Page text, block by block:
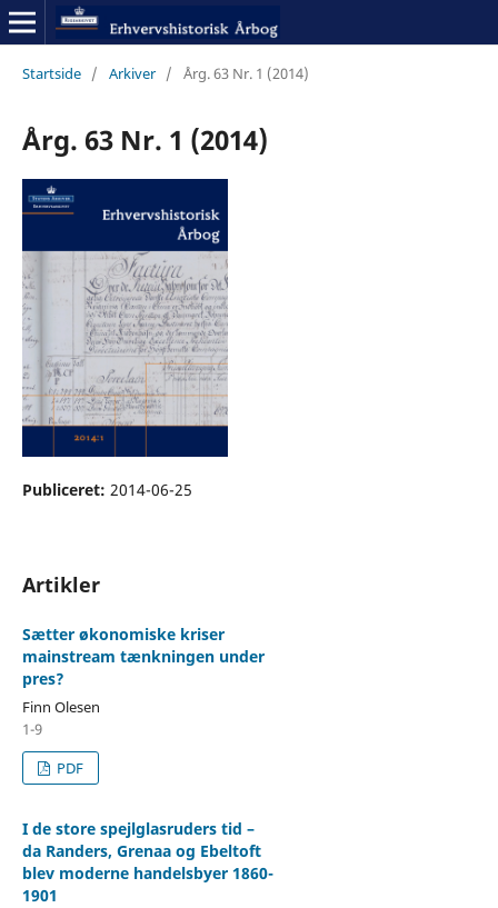
Startside / Arkiver / Årg. 63 Nr. 1 (2014)
Årg. 63 Nr. 1 (2014)
Publiceret: 2014-06-25
Artikler
Sætter økonomiske kriser
mainstream tænkningen under
pres?
Finn Olesen
1-9
PDF
I de store spejlglasruders tid –
da Randers, Grenaa og Ebeltoft
blev moderne handelsbyer 1860-
1901